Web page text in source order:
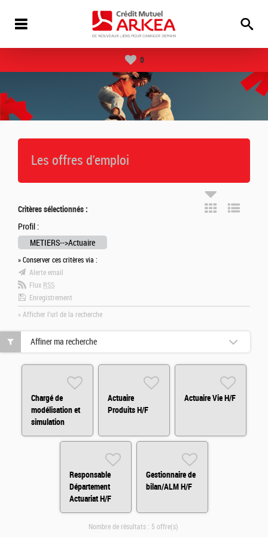
0
Les offres d'emploi
Critères sélectionnés :
Profil :
METIERS-->Actuaire
» Conserver ces critères via :
Alerte email
Flux RSS
Enregistrement
» Afficher l'url de la recherche
Chargé de
modélisation et
simulation
financière H/F
Actuaire
Produits H/F
Actuaire Vie H/F
Responsable
Département
Actuariat H/F
Gestionnaire de
bilan/ALM H/F
Affiner ma recherche
Nombre de résultats : 5 offre(s)